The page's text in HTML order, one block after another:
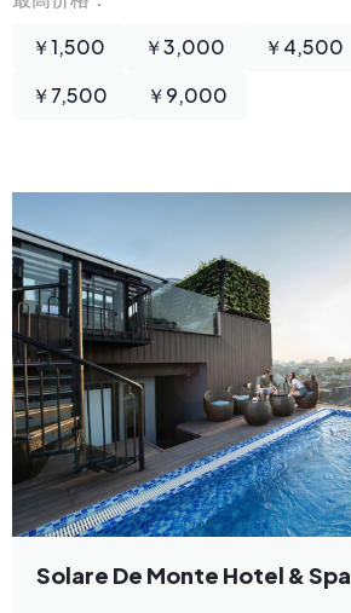
￥1,500
￥3,000 ￥4,500
￥7,500
￥9,000
Solare De Monte Hotel & Spa